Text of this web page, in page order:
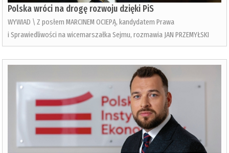
Polska wróci na drogę rozwoju dzięki PiS
WYWIAD \ Z posłem MARCINEM OCIEPĄ, kandydatem Prawa
i Sprawiedliwości na wicemarszałka Sejmu, rozmawia JAN PRZEMYŁSKI